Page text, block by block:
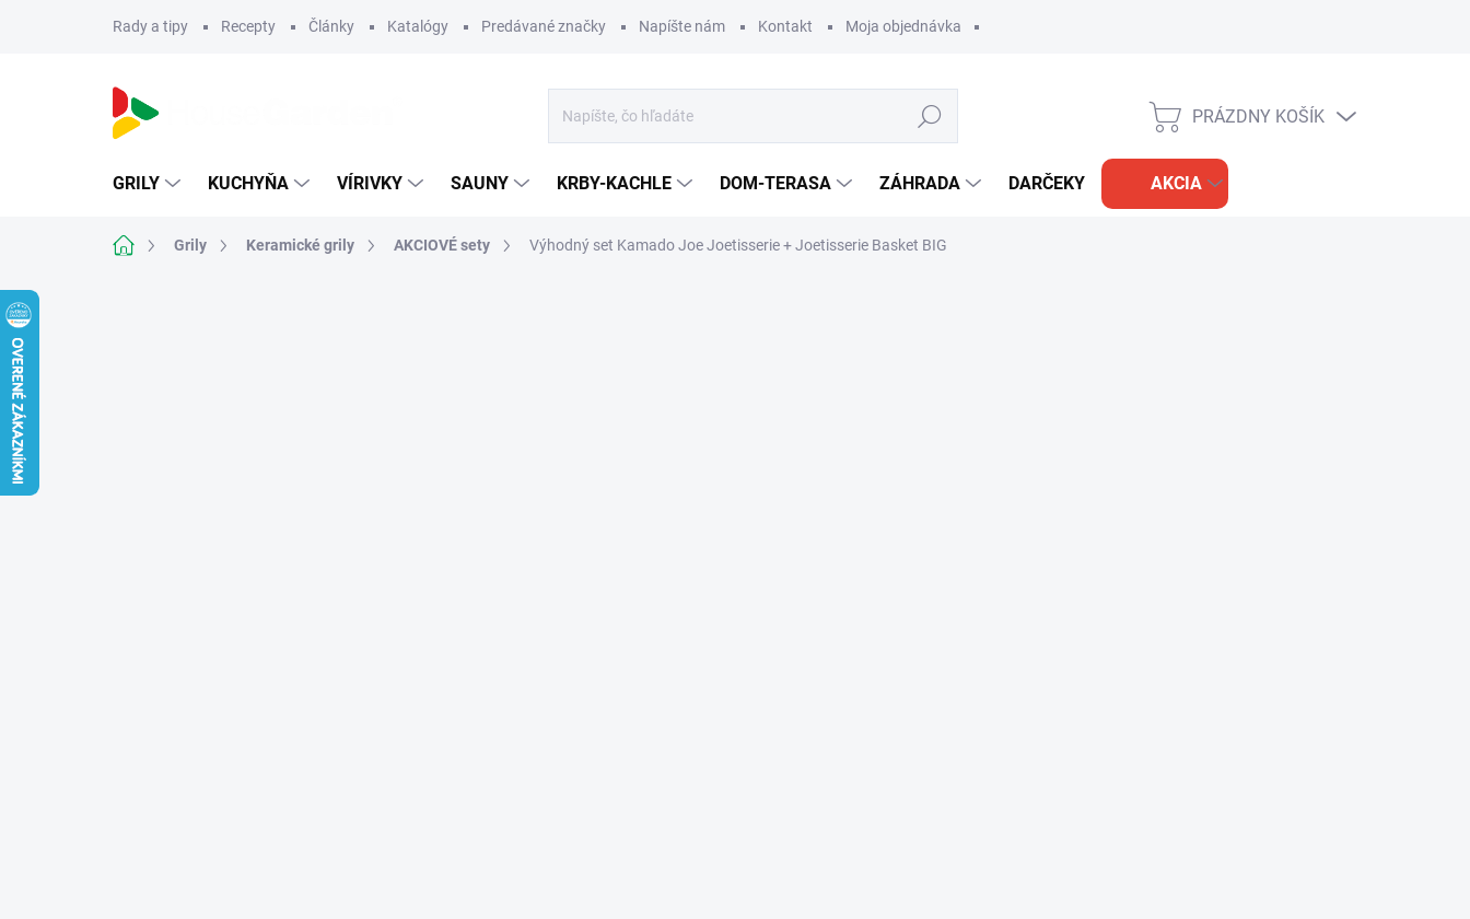
Rady a tipy Recepty Články Katalógy Predávané značky Napíšte nám Kontakt Moja objednávka
Hľadať
NÁKUPNÝ
PRÁZDNY KOŠÍK
GRILY KUCHYŇA VÍRIVKY SAUNY KRBY-KACHLE DOM-TERASA ZÁHRADA DARČEKY AKCIA
DomovGrily Keramické grily AKCIOVÉ sety Výhodný set Kamado Joe Joetisserie + Joetisserie Basket BIG